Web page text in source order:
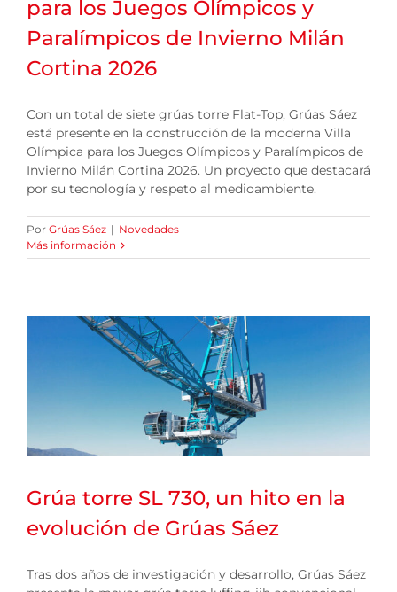
para los Juegos Olímpicos y
Paralímpicos de Invierno Milán
Cortina 2026
Con un total de siete grúas torre Flat-Top, Grúas Sáez
está presente en la construcción de la moderna Villa
Olímpica para los Juegos Olímpicos y Paralímpicos de
Invierno Milán Cortina 2026. Un proyecto que destacará
por su tecnología y respeto al medioambiente.
Por Grúas Sáez | Novedades
Más información
Grúa torre SL 730, un hito en la
evolución de Grúas Sáez
Tras dos años de investigación y desarrollo, Grúas Sáez